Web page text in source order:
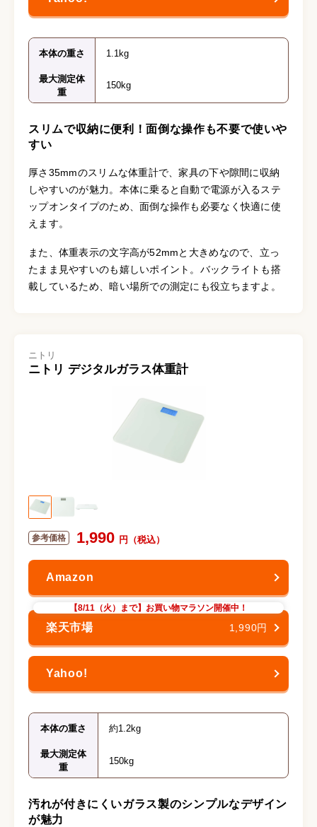
本体の重さ 1.1kg
最大測定体
重
150kg
スリムで収納に便利！面倒な操作も不要で使いや
すい
厚さ35mmのスリムな体重計で、家具の下や隙間に収納
しやすいのが魅力。本体に乗ると自動で電源が入るステ
ップオンタイプのため、面倒な操作も必要なく快適に使
えます。
また、体重表示の文字高が52mmと大きめなので、立っ
たまま見やすいのも嬉しいポイント。バックライトも搭
載しているため、暗い場所での測定にも役立ちますよ。
ニトリ
ニトリ デジタルガラス体重計
1,990
【8/11（火）まで】お買い物マラソン開催中！
1,990円
本体の重さ 約1.2kg
最大測定体
重
150kg
汚れが付きにくいガラス製のシンプルなデザイン
が魅力